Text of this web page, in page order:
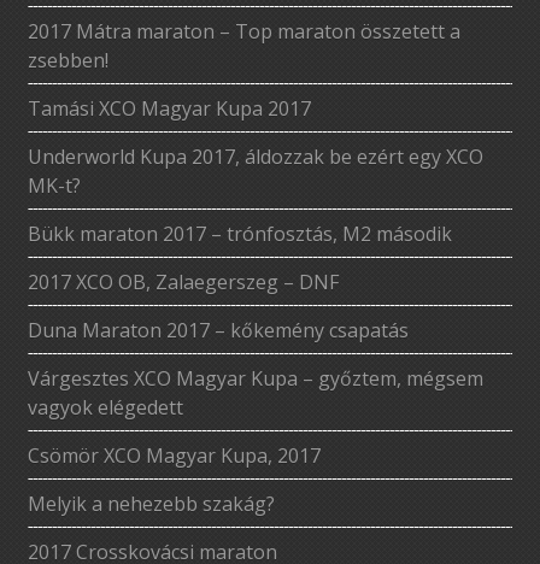
2017 Mátra maraton – Top maraton összetett a
zsebben!
Tamási XCO Magyar Kupa 2017
Underworld Kupa 2017, áldozzak be ezért egy XCO
MK-t?
Bükk maraton 2017 – trónfosztás, M2 második
2017 XCO OB, Zalaegerszeg – DNF
Duna Maraton 2017 – kőkemény csapatás
Várgesztes XCO Magyar Kupa – győztem, mégsem
vagyok elégedett
Csömör XCO Magyar Kupa, 2017
Melyik a nehezebb szakág?
2017 Crosskovácsi maraton